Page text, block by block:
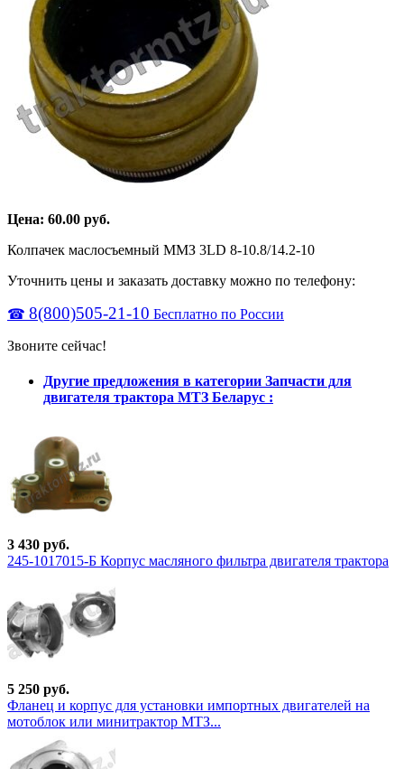
Цена: 60.00 руб.
Колпачек маслосъемный ММЗ 3LD 8-10.8/14.2-10
Уточнить цены и заказать доставку можно по телефону:
☎ 8(800)505-21-10 Бесплатно по России
Звоните сейчас!
Другие предложения в категории Запчасти для
двигателя трактора МТЗ Беларус :
3 430 руб.
245-1017015-Б Корпус масляного фильтра двигателя трактора
5 250 руб.
Фланец и корпус для установки импортных двигателей на
мотоблок или минитрактор МТЗ...